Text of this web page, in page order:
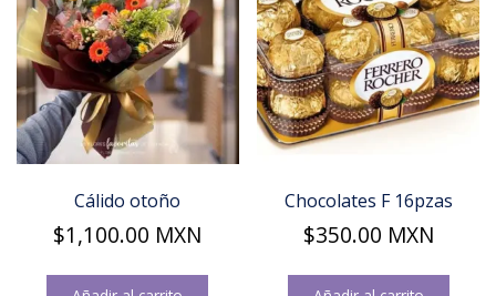
Cálido otoño
$1,100.00 MXN
Chocolates F 16pzas
$350.00 MXN